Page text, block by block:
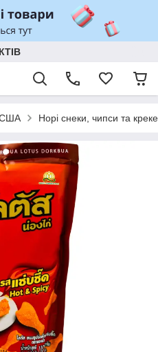
США Норі снеки, чипси та